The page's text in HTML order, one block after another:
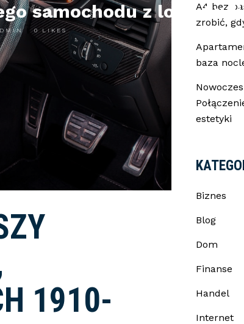
samochodu z logo Audi
| 0 LIKES
1910-
A4 bez
zrobić,
baza
estetyki
Biznes
Blog
Dom
Finanse
Handel
Internet